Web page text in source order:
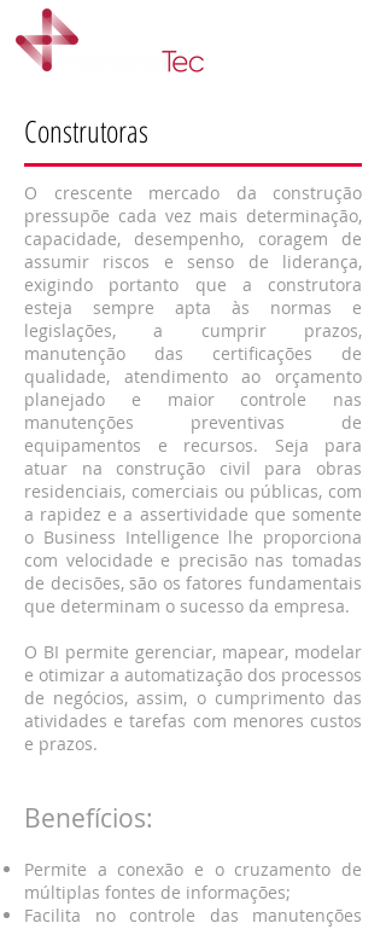
Construtoras
O crescente mercado da construção
pressupõe cada vez mais determinação,
capacidade, desempenho, coragem de
assumir riscos e senso de liderança,
exigindo portanto que a construtora
esteja sempre apta às normas e
legislações, a cumprir prazos,
manutenção das certificações de
qualidade, atendimento ao orçamento
planejado e maior controle nas
manutenções preventivas de
equipamentos e recursos. Seja para
atuar na construção civil para obras
residenciais, comerciais ou públicas, com
a rapidez e a assertividade que somente
o Business Intelligence lhe proporciona
com velocidade e precisão nas tomadas
de decisões, são os fatores fundamentais
que determinam o sucesso da empresa.
O BI permite gerenciar, mapear, modelar
e otimizar a automatização dos processos
de negócios, assim, o cumprimento das
atividades e tarefas com menores custos
e prazos.
Benefícios:
Permite a conexão e o cruzamento de
múltiplas fontes de informações;
Facilita no controle das manutenções